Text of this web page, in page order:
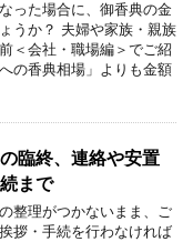
った場合に、御香典の金
うか？ 夫婦や家族・親族
＜会社・職場編＞でご紹
の香典相場」よりも金額
臨終、連絡や安置
まで
整理がつかないまま、ご
拶・手続を行わなければ